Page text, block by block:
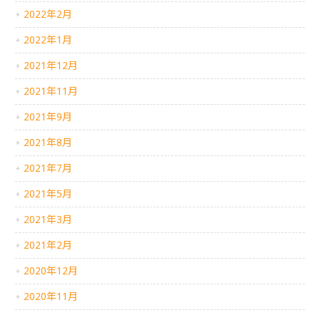
2022年2月
2022年1月
2021年12月
2021年11月
2021年9月
2021年8月
2021年7月
2021年5月
2021年3月
2021年2月
2020年12月
2020年11月